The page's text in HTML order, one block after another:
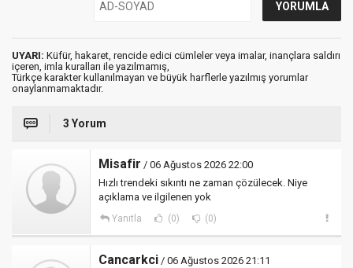
UYARI: Küfür, hakaret, rencide edici cümleler veya imalar, inançlara saldırı
içeren, imla kuralları ile yazılmamış,
Türkçe karakter kullanılmayan ve büyük harflerle yazılmış yorumlar
onaylanmamaktadır.
3 Yorum
Misafir / 06 Ağustos 2026 22:00
Hızlı trendeki sıkıntı ne zaman çözülecek. Niye
açıklama ve ilgilenen yok
Yanıtla (0) (0)
Cancarkci / 06 Ağustos 2026 21:11